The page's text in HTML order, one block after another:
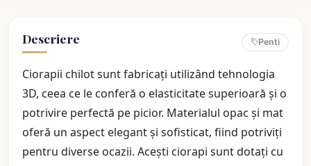
Descriere Penti
Ciorapii chilot sunt fabricați utilizând tehnologia
3D, ceea ce le conferă o elasticitate superioară și o
potrivire perfectă pe picior. Materialul opac și mat
oferă un aspect elegant și sofisticat, fiind potriviți
pentru diverse ocazii. Acești ciorapi sunt dotați cu